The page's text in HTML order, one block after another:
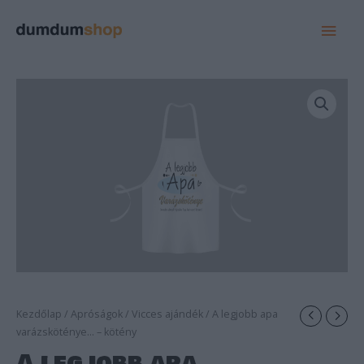
Kezdőlap / Apróságok/ Vicces ajándék/ A legjobb apa
varázsköténye… – kötény